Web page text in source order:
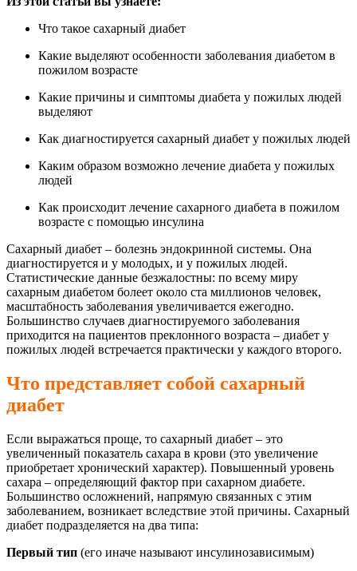
Что такое сахарный диабет
Какие выделяют особенности заболевания диабетом в
пожилом возрасте
Какие причины и симптомы диабета у пожилых людей
выделяют
Как диагностируется сахарный диабет у пожилых людей
Каким образом возможно лечение диабета у пожилых
людей
Как происходит лечение сахарного диабета в пожилом
возрасте с помощью инсулина
Сахарный диабет – болезнь эндокринной системы. Она
диагностируется и у молодых, и у пожилых людей.
Статистические данные безжалостны: по всему миру
сахарным диабетом болеет около ста миллионов человек,
масштабность заболевания увеличивается ежегодно.
Большинство случаев диагностируемого заболевания
приходится на пациентов преклонного возраста – диабет у
пожилых людей встречается практически у каждого второго.
Что представляет собой сахарный
диабет
Если выражаться проще, то сахарный диабет – это
увеличенный показатель сахара в крови (это увеличение
приобретает хронический характер). Повышенный уровень
сахара – определяющий фактор при сахарном диабете.
Большинство осложнений, напрямую связанных с этим
заболеванием, возникает вследствие этой причины. Сахарный
диабет подразделяется на два типа:
Первый тип (его иначе называют инсулинозависимым)